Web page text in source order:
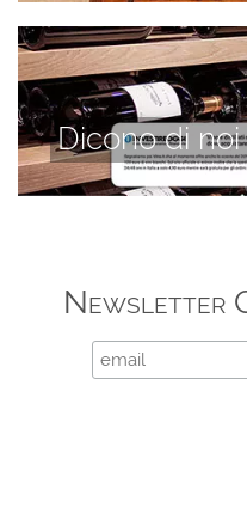
Dicono di noi
Newsletter